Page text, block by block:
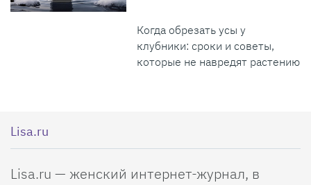
Когда обрезать усы у
клубники: сроки и советы,
которые не навредят растению
Lisa.ru
Lisa.ru — женский интернет-журнал, в